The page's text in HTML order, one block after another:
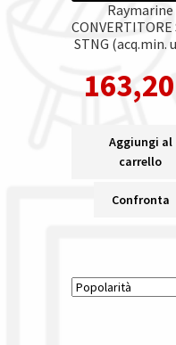
Raymarine
CONVERTITORE
STNG (acq.min.
163,20
Aggiungi al
carrello
Confronta